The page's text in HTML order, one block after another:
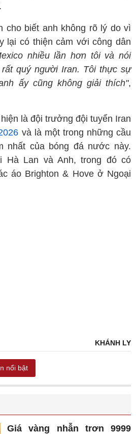
cho biết anh không rõ lý do vì
lại có thiện cảm với công dân
nhiều lần hơn tôi và nói
quý người Iran. Tôi thực sự
ấy cũng không giải thích",
là đội trưởng đội tuyển Iran
và là một trong những cầu
nhất của bóng đá nước này.
Hà Lan và Anh, trong đó có
áo Brighton & Hove ở Ngoại
KHÁNH LY
nổi bật
Giá vàng nhẫn trơn 9999